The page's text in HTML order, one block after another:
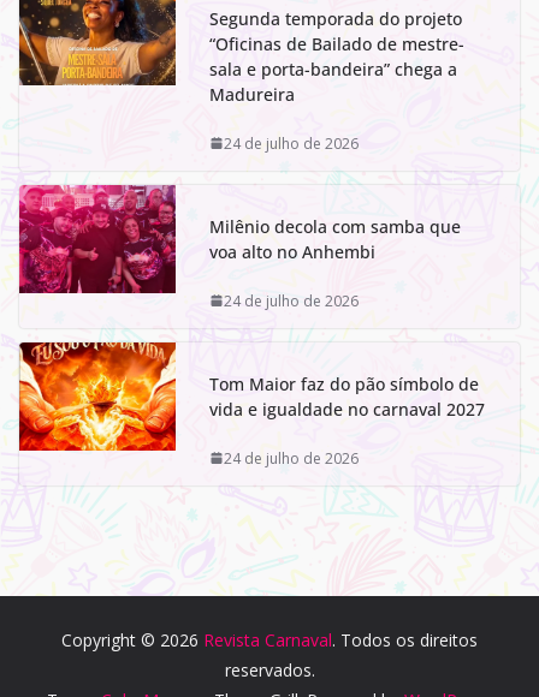
Segunda temporada do projeto
“Oficinas de Bailado de mestre-
sala e porta-bandeira” chega a
Madureira
24 de julho de 2026
Milênio decola com samba que
voa alto no Anhembi
24 de julho de 2026
Tom Maior faz do pão símbolo de
vida e igualdade no carnaval 2027
24 de julho de 2026
Copyright © 2026 Revista Carnaval. Todos os direitos
reservados.